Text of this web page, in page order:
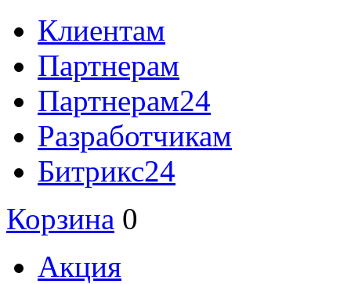
Клиентам
Партнерам
Партнерам24
Разработчикам
Битрикс24
Корзина 0
Акция